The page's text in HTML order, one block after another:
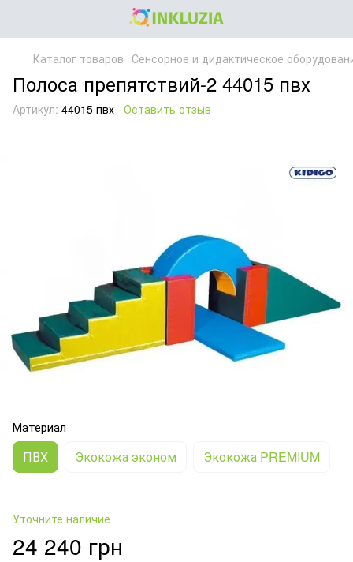
Каталог товаров Сенсорное и дидактическое
Полоса препятствий-2 44015 пвх
Артикул: 44015 пвх Оставить отзыв
Материал
ПВХ Экокожа эконом Экокожа PREMIUM
Уточните наличие
24 240 грн